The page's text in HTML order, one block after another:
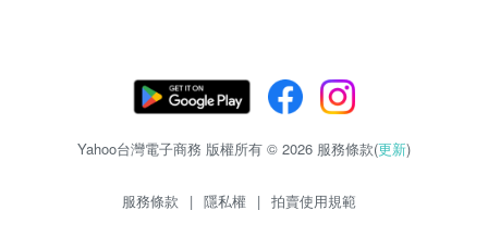
Yahoo台灣電子商務 版權所有 © 2026 服務條款(更新)
服務條款 | 隱私權 | 拍賣使用規範